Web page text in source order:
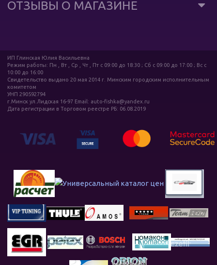
ОТЗЫВЫ О МАГАЗИНЕ
ИП Глинская Юлия Васильевна
Режим работы: Пн , Вт , Ср , Чт , Пт c 09:00 до 18:30 ; Сб c 09:00 до 17:00 ; Вс c
10:00 до 16:00
Свидетельство выдано 20 мая 2014 г. Минским городским исполнительным
комитетом
УНП 290592794
г.Минск ул.Лидская 16-97 Email: auto-fishka@yandex.ru
Дата регистрации в Торговом реестре РБ: 06.08.2019